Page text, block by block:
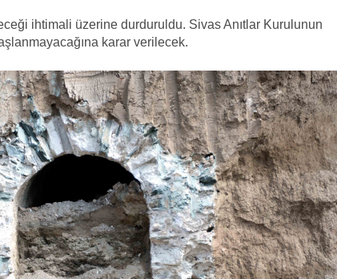
ihtimali üzerine durduruldu. Sivas Anıtlar Kurulunun
karar verilecek.